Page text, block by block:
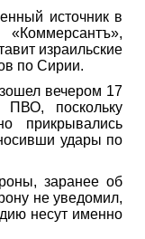
источник в
израильские
по Сирии.
вечером 17
ПВО, поскольку
прикрывались
удары по
заранее об
не уведомил,
несут именно